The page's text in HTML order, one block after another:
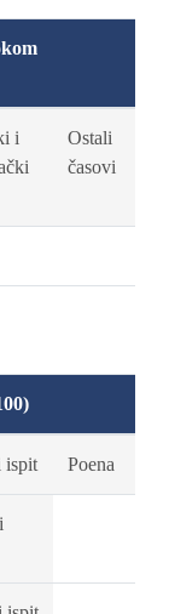
i
Ostali
časovi
ispit Poena